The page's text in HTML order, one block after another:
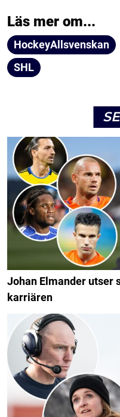
Läs mer om...
HockeyAllsvenskan
SHL
Johan Elmander utser
karriären